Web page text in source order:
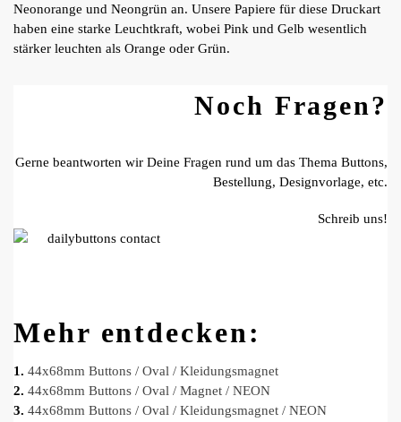
Neonorange und Neongrün an. Unsere Papiere für diese Druckart
haben eine starke Leuchtkraft, wobei Pink und Gelb wesentlich
stärker leuchten als Orange oder Grün.
Noch Fragen?
Gerne beantworten wir Deine Fragen rund um das Thema Buttons,
Bestellung, Designvorlage, etc.
Schreib uns!
Mehr entdecken:
1. 44x68mm Buttons / Oval / Kleidungsmagnet
2. 44x68mm Buttons / Oval / Magnet / NEON
3. 44x68mm Buttons / Oval / Kleidungsmagnet / NEON